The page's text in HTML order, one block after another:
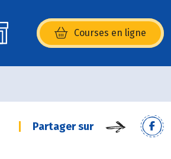
Courses en ligne
(s’ouvre dans une nouvelle
Partager sur